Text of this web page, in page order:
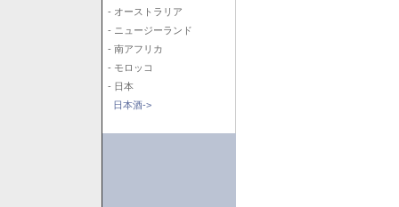
- オーストラリア
- ニュージーランド
- 南アフリカ
- モロッコ
- 日本
日本酒->